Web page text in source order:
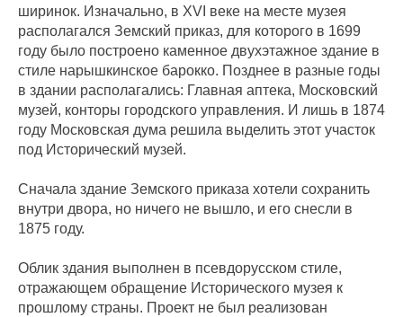
ширинок. Изначально, в XVI веке на месте музея
располагался Земский приказ, для которого в 1699
году было построено каменное двухэтажное здание в
стиле нарышкинское барокко. Позднее в разные годы
в здании располагались: Главная аптека, Московский
музей, конторы городского управления. И лишь в 1874
году Московская дума решила выделить этот участок
под Исторический музей.
Сначала здание Земского приказа хотели сохранить
внутри двора, но ничего не вышло, и его снесли в
1875 году.
Облик здания выполнен в псевдорусском стиле,
отражающем обращение Исторического музея к
прошлому страны. Проект не был реализован